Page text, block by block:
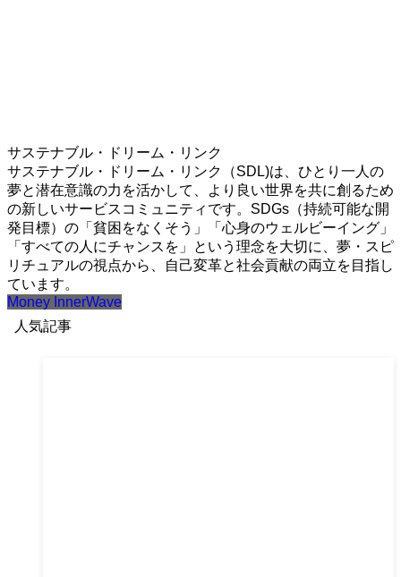
サステナブル・ドリーム・リンク
サステナブル・ドリーム・リンク（SDL)は、ひとり一人の
夢と潜在意識の力を活かして、より良い世界を共に創るため
の新しいサービスコミュニティです。SDGs（持続可能な開
発目標）の「貧困をなくそう」「心身のウェルビーイング」
「すべての人にチャンスを」という理念を大切に、夢・スピ
リチュアルの視点から、自己変革と社会貢献の両立を目指し
ています。
Money InnerWave
人気記事